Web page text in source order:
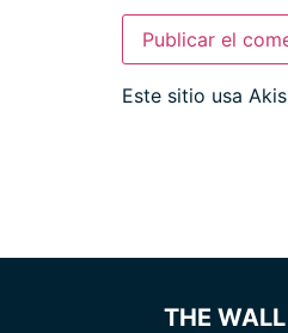
Este sitio usa
THE